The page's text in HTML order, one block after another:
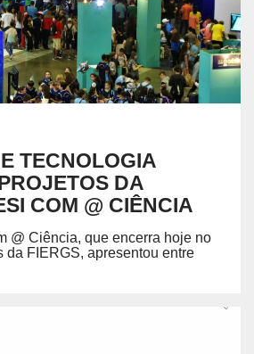
TECNOLOGIA
DA
COM @ CIÊNCIA
@ Ciência, que encerra hoje no
da FIERGS, apresentou entre